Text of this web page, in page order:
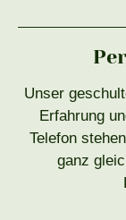
Unser
Erfahrung
Telefon
ganz